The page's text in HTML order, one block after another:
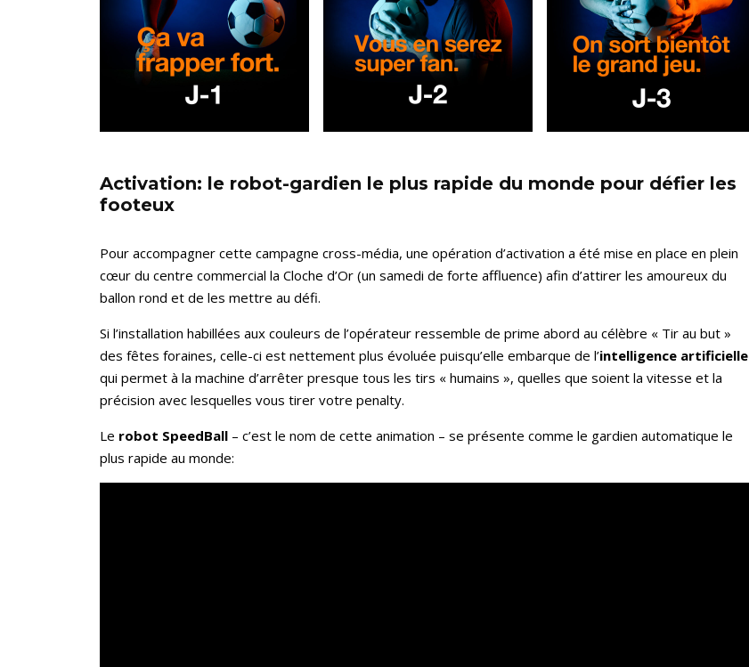
Activation: le robot-gardien le plus rapide du monde pour défier les
footeux
Pour accompagner cette campagne cross-média, une opération d’activation a été mise en place en plein
cœur du centre commercial la Cloche d’Or (un samedi de forte affluence) afin d’attirer les amoureux du
ballon rond et de les mettre au défi.
Si l’installation habillées aux couleurs de l’opérateur ressemble de prime abord au célèbre « Tir au but »
des fêtes foraines, celle-ci est nettement plus évoluée puisqu’elle embarque de l’intelligence artificielle
qui permet à la machine d’arrêter presque tous les tirs « humains », quelles que soient la vitesse et la
précision avec lesquelles vous tirer votre penalty.
Le robot SpeedBall – c’est le nom de cette animation – se présente comme le gardien automatique le
plus rapide au monde: